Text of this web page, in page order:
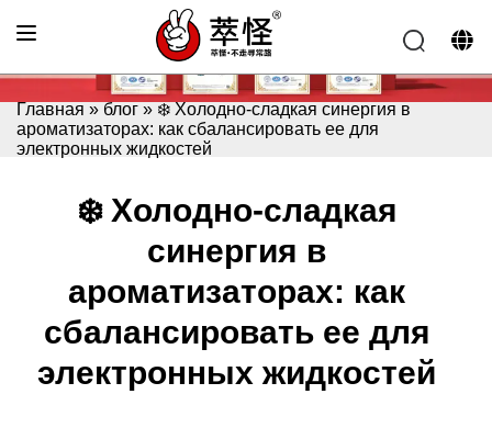
Главная » блог » ❄️ Холодно-сладкая синергия в
ароматизаторах: как сбалансировать ее для
электронных жидкостей
❄️ Холодно-сладкая
синергия в
ароматизаторах: как
сбалансировать ее для
электронных жидкостей